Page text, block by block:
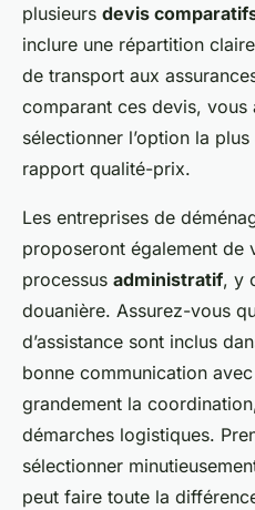
plusieurs devis
inclure une répartition
de transport aux
comparant ces devis,
sélectionner l’option la
rapport qualité-prix.
Les entreprises de
proposeront également de
processus administratif, y
douanière. Assurez-vous
d’assistance sont inclus
bonne communication
grandement la
démarches logistiques.
sélectionner
peut faire toute la